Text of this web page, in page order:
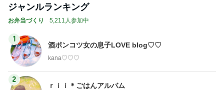
ジャンルランキング
お弁当づくり 5,211人参加中
1
酒ポンコツ女の息子LOVE blog♡♡
kana♡♡♡
2
ｒｉｉ＊ごはんアルバム